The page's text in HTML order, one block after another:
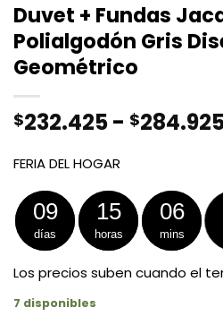
Duvet + Fundas
Polialgodón Gris
Geométrico
$232.425- $
FERIA DEL HOGAR
09
días
15
horas
06
mins
Los precios suben cuando el
7 disponibles